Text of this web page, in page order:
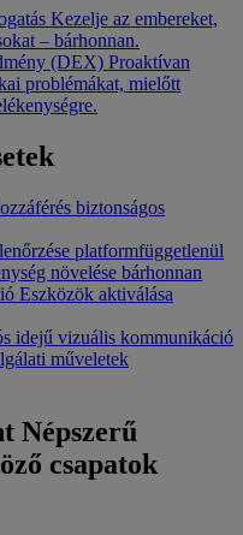
Kezelje az embereket,
– bárhonnan.
(DEX) Proaktívan
problémákat, mielőtt
biztonságos
platformfüggetlenül
növelése bárhonnan
Eszközök aktiválása
idejű vizuális kommunikáció
műveletek
Népszerű
csapatok